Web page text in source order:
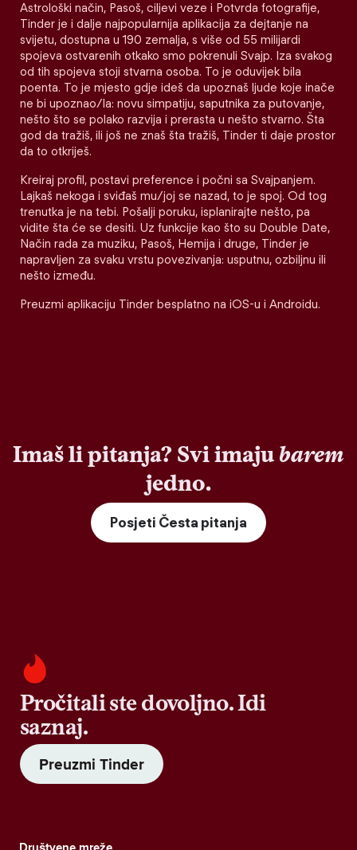
Astrološki način, Pasoš, ciljevi veze i Potvrda fotografije,
Tinder je i dalje najpopularnija aplikacija za dejtanje na
svijetu, dostupna u 190 zemalja, s više od 55 milijardi
spojeva ostvarenih otkako smo pokrenuli Svajp. Iza svakog
od tih spojeva stoji stvarna osoba. To je oduvijek bila
poenta. To je mjesto gdje ideš da upoznaš ljude koje inače
ne bi upoznao/la: novu simpatiju, saputnika za putovanje,
nešto što se polako razvija i prerasta u nešto stvarno. Šta
god da tražiš, ili još ne znaš šta tražiš, Tinder ti daje prostor
da to otkriješ.
Kreiraj profil, postavi preference i počni sa Svajpanjem.
Lajkaš nekoga i sviđaš mu/joj se nazad, to je spoj. Od tog
trenutka je na tebi. Pošalji poruku, isplanirajte nešto, pa
vidite šta će se desiti. Uz funkcije kao što su Double Date,
Način rada za muziku, Pasoš, Hemija i druge, Tinder je
napravljen za svaku vrstu povezivanja: usputnu, ozbiljnu ili
nešto između.
Preuzmi aplikaciju Tinder besplatno na iOS-u i Androidu.
Imaš li pitanja? Svi imaju barem
jedno.
Posjeti Česta pitanja
Pročitali ste dovoljno. Idi
saznaj.
Preuzmi Tinder